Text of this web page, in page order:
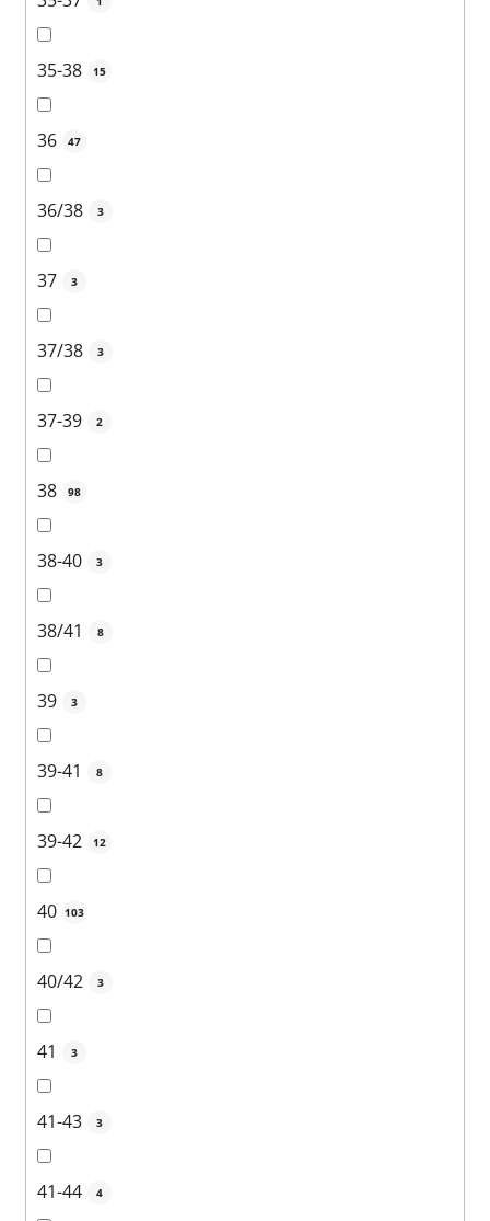
35-38 15
36 47
36/38 3
37 3
37/38 3
37-39 2
38 98
38-40 3
38/41 8
39 3
39-41 8
39-42 12
40 103
40/42 3
41 3
41-43 3
41-44 4